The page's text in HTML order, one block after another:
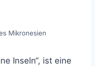
Mikronesien
Inseln“, ist eine